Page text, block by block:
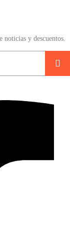
noticias y descuentos.